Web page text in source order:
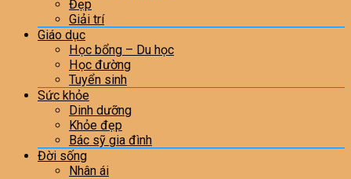
Đẹp
Giải trí
Giáo dục
Học bổng – Du học
Học đường
Tuyển sinh
Sức khỏe
Dinh dưỡng
Khỏe đẹp
Bác sỹ gia đình
Đời sống
Nhân ái